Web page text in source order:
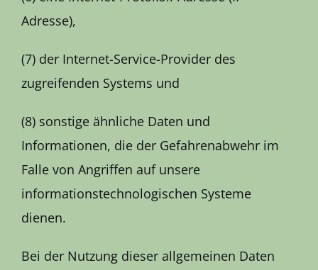
Adresse),
(7) der Internet-Service-Provider des
zugreifenden Systems und
(8) sonstige ähnliche Daten und
Informationen, die der Gefahrenabwehr im
Falle von Angriffen auf unsere
informationstechnologischen Systeme
dienen.
Bei der Nutzung dieser allgemeinen Daten